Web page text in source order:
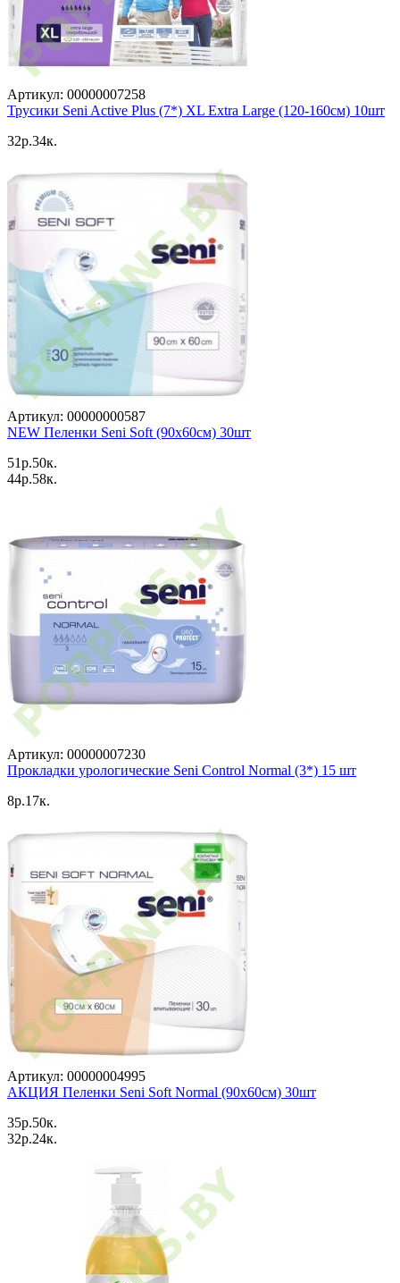
Артикул: 00000007258
Трусики Seni Active Plus (7*) ХL Extra Large (120-160см) 10шт
32p.34к.
Артикул: 00000000587
NEW Пеленки Seni Soft (90x60см) 30шт
51p.50к.
44p.58к.
Артикул: 00000007230
Прокладки урологические Seni Control Normal (3*) 15 шт
8p.17к.
Артикул: 00000004995
АКЦИЯ Пеленки Seni Soft Normal (90x60см) 30шт
35p.50к.
32p.24к.